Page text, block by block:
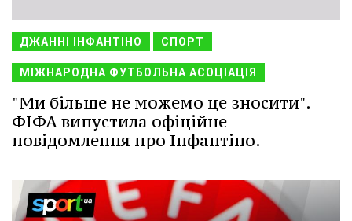
ДЖАННІ ІНФАНТІНО СПОРТ
МІЖНАРОДНА ФУТБОЛЬНА АСОЦІАЦІЯ
"Ми більше не можемо це зносити".
ФІФА випустила офіційне
повідомлення про Інфантіно.